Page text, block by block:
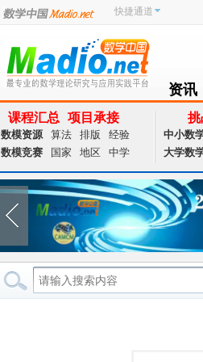
快捷通道
资讯
NEWS
课程汇总 项目承接
数模资源 算法 排版
经验
数模竞赛
国家 地区 中学
挑
中小数
大学数